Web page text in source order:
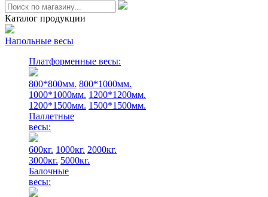
Каталог продукции
Напольные весы
Платформенные весы:
800*800мм. 800*1000мм.
1000*1000мм. 1200*1200мм.
1200*1500мм. 1500*1500мм.
Паллетные
весы:
600кг. 1000кг. 2000кг.
3000кг. 5000кг.
Балочные
весы: